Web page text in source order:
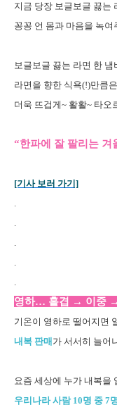
지금 당장 보글보글 끓는
꽁꽁 언 몸과 마음을 녹
보글보글 끓는 라면 한
라면을 향한 식욕(!)만큼은
더욱 뜨겁게~ 활활~ 타
“한파에 잘 팔리는 겨
[기사 보러 가기]
.
.
.
.
.
영하… 홑겹 → 이중 →
기온이 영하로 떨어지면
내복 판매 가 서서히 늘어
요즘 세상에 누가 내복을
우리나라 사람 10명 중 7